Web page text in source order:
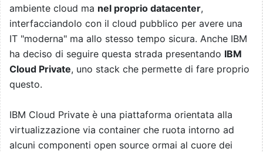
ambiente cloud ma nel proprio datacenter,
interfacciandolo con il cloud pubblico per avere una
IT "moderna" ma allo stesso tempo sicura. Anche IBM
ha deciso di seguire questa strada presentando IBM
Cloud Private, uno stack che permette di fare proprio
questo.
IBM Cloud Private è una piattaforma orientata alla
virtualizzazione via container che ruota intorno ad
alcuni componenti open source ormai al cuore dei